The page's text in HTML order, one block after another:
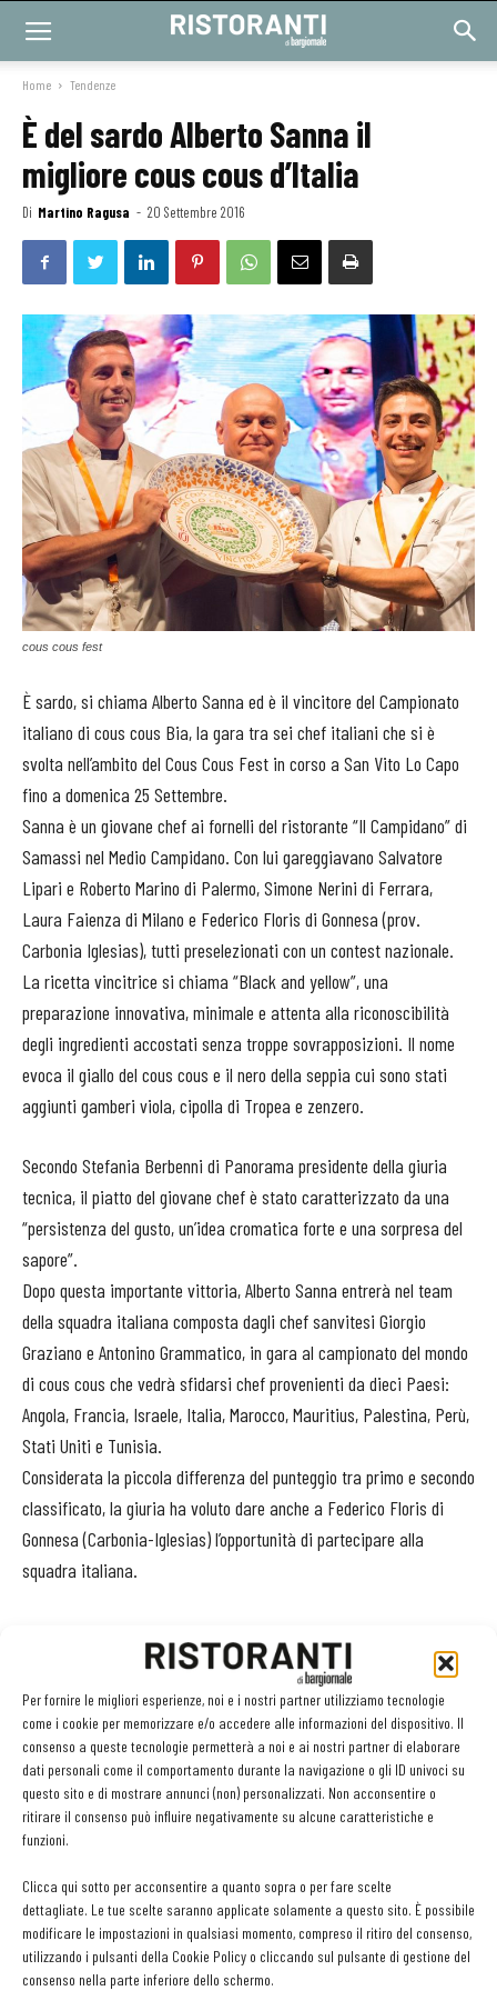
Per fornire le migliori esperienze, noi e i nostri partner utilizziamo tecnologie
come i cookie per memorizzare e/o accedere alle informazioni del dispositivo. Il
consenso a queste tecnologie permetterà a noi e ai nostri partner di elaborare
dati personali come il comportamento durante la navigazione o gli ID univoci su
questo sito e di mostrare annunci (non) personalizzati. Non acconsentire o
ritirare il consenso può influire negativamente su alcune caratteristiche e
funzioni.
Clicca qui sotto per acconsentire a quanto sopra o per fare scelte
dettagliate. Le tue scelte saranno applicate solamente a questo sito. È possibile
modificare le impostazioni in qualsiasi momento, compreso il ritiro del consenso,
utilizzando i pulsanti della Cookie Policy o cliccando sul pulsante di gestione del
consenso nella parte inferiore dello schermo.
Home Tendenze
È del sardo Alberto Sanna il
migliore cous cous d’Italia
Di Martino Ragusa - 20 Settembre 2016
cous cous fest
È sardo, si chiama Alberto Sanna ed è il vincitore del Campionato
italiano di cous cous Bia, la gara tra sei chef italiani che si è
svolta nell’ambito del Cous Cous Fest in corso a San Vito Lo Capo
fino a domenica 25 Settembre.
Sanna è un giovane chef ai fornelli del ristorante “Il Campidano” di
Samassi nel Medio Campidano. Con lui gareggiavano Salvatore
Lipari e Roberto Marino di Palermo, Simone Nerini di Ferrara,
Laura Faienza di Milano e Federico Floris di Gonnesa (prov.
Carbonia Iglesias), tutti preselezionati con un contest nazionale.
La ricetta vincitrice si chiama “Black and yellow”, una
preparazione innovativa, minimale e attenta alla riconoscibilità
degli ingredienti accostati senza troppe sovrapposizioni. Il nome
evoca il giallo del cous cous e il nero della seppia cui sono stati
aggiunti gamberi viola, cipolla di Tropea e zenzero.
Secondo Stefania Berbenni di Panorama presidente della giuria
tecnica, il piatto del giovane chef è stato caratterizzato da una
“persistenza del gusto, un’idea cromatica forte e una sorpresa del
sapore”.
Dopo questa importante vittoria, Alberto Sanna entrerà nel team
della squadra italiana composta dagli chef sanvitesi Giorgio
Graziano e Antonino Grammatico, in gara al campionato del mondo
di cous cous che vedrà sfidarsi chef provenienti da dieci Paesi:
Angola, Francia, Israele, Italia, Marocco, Mauritius, Palestina, Perù,
Stati Uniti e Tunisia.
Considerata la piccola differenza del punteggio tra primo e secondo
classificato, la giuria ha voluto dare anche a Federico Floris di
Gonnesa (Carbonia-Iglesias) l’opportunità di partecipare alla
squadra italiana.
Facebook Twitter Linkedin
LEGGI ANCHE
conservarli e valorizzarli
Ampliare l’attività del ristorante al catering? Sì, ma la